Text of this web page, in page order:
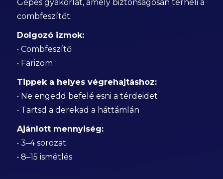
Gépes gyakorlat, amely biztonságosan terheli a
combfeszítőt.
Dolgozó izmok:
• Combfeszítő
• Farizom
Tippek a helyes végrehajtáshoz:
• Ne engedd befelé esni a térdeidet
• Tartsd a derekad a háttámlán
Ajánlott mennyiség:
• 3–4 sorozat
• 8–15 ismétlés